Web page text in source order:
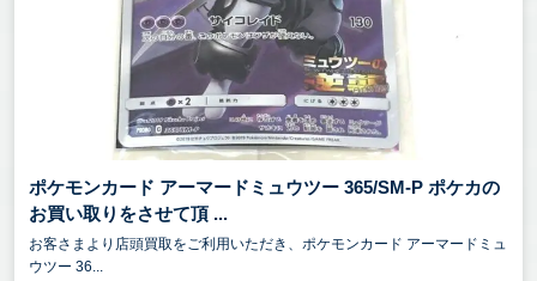
ポケモンカード アーマードミュウツー 365/SM-P ポケカの
お買い取りをさせて頂 ...
お客さまより店頭買取をご利用いただき、ポケモンカード アーマードミュ
ウツー 36...